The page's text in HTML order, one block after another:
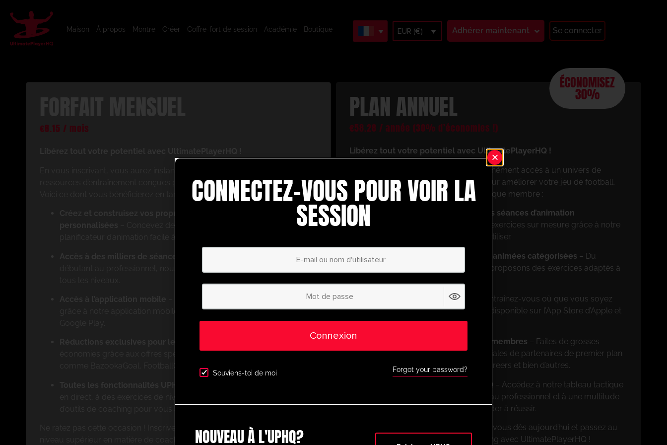
Maison À propos Montre Créer Coffre-fort de session Académie Boutique EUR (€) Adhérer maintenant Se connecter
€8.15 / mois
ressources d’entraînement conçues pour améliorer votre jeu de football.
Voici ce dont vous bénéficierez en tant que membre :
– Concevez des exercices sur mesure grâce à notre
grâce à notre application mobile disponible sur l’App Store d’Apple et
comme BazookaGoal, FootballCareers et bien d’autres.
Ne ratez pas cette occasion ! Inscrivez-vous dès aujourd’hui et passez au
niveau supérieur en matière de coaching avec UltimatePlayerHQ !
ÉCONOMISEZ
30%
PLAN ANNUEL
€58.28 / année (30% d’économies !)
Libérez tout votre potentiel avec UltimatePlayerHQ !
En vous inscrivant, vous aurez instantanément accès à un univers de
ressources d’entraînement conçues pour améliorer votre jeu de football.
Voici ce dont vous bénéficierez en tant que membre :
Créez et construisez vos propres séances d’animation
personnalisées
– Concevez des exercices sur mesure grâce à notre
planificateur d’animation facile à utiliser.
Accès à des milliers de séances animées catégorisées – Du
débutant au professionnel, nous proposons des exercices adaptés à
Accès à l’application mobile
– Entraînez-vous où que vous soyez
grâce à notre application mobile disponible sur l’App Store d’Apple et
Google Play.
Réductions exclusives pour les membres – Faites de grosses
économies grâce aux offres spéciales de partenaires de premier plan
comme BazookaGoal, FootballCareers et bien d’autres.
Toutes les fonctionnalités UPHQ – Accédez à notre tableau tactique
en direct, à des exercices de niveau professionnel et à une multitude
d’outils de coaching pour vous aider à réussir.
Ne ratez pas cette occasion ! Inscrivez-vous dès aujourd’hui et passez au
niveau supérieur en matière de coaching avec UltimatePlayerHQ !
CONNECTEZ-VOUS POUR VOIR LA
SESSION
Connexion
Souviens-toi de moi Forgot your password?
NOUVEAU À L'UPHQ?